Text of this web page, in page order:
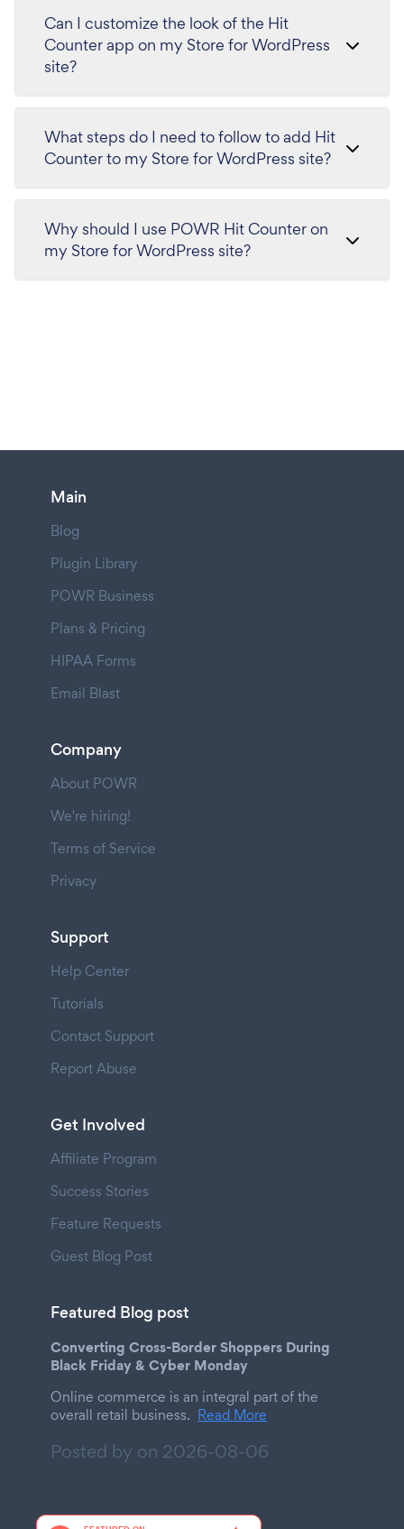
Can I customize the look of the Hit
Counter app on my Store for WordPress
site?
What steps do I need to follow to add Hit
Counter to my Store for WordPress site?
Why should I use POWR Hit Counter on
my Store for WordPress site?
Main
Blog
Plugin Library
POWR Business
Plans & Pricing
HIPAA Forms
Email Blast
Company
About POWR
We're hiring!
Terms of Service
Privacy
Support
Help Center
Tutorials
Contact Support
Report Abuse
Get Involved
Affiliate Program
Success Stories
Feature Requests
Guest Blog Post
Featured Blog post
Converting Cross-Border Shoppers During
Black Friday & Cyber Monday
Online commerce is an integral part of the
overall retail business. Read More
Posted by on 2026-08-06